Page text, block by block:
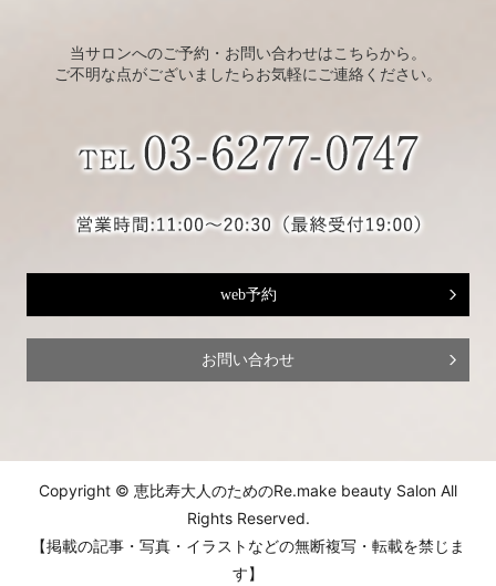
当サロンへのご予約・お問い合わせはこちらから。
ご不明な点がございましたらお気軽にご連絡ください。
web予約
お問い合わせ
Copyright © 恵比寿大人のためのRe.make beauty Salon All
Rights Reserved.
【掲載の記事・写真・イラストなどの無断複写・転載を禁じま
す】